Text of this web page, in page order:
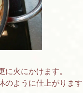
に火にかけます。
のように仕上がりま